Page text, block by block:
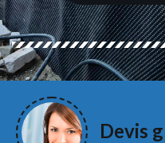
Devis